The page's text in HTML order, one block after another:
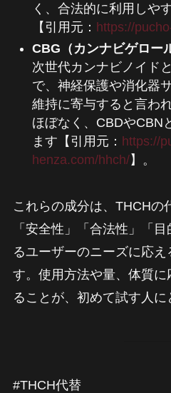
く、合法的に利用しや
【引用元： https://
CBG（カンナビゲロー
次世代カンナビノイド
で、神経保護や消化器
維持に寄与すると言わ
ほぼなく、CBDやCBN
ます【引用元： https://
henza.com/hhch/】。
これらの成分は、THCHの
「安全性」「合法性」「
るユーザーのニーズに応
す。使用方法や量、体質
ることが、初めて試す人に
#THCH代替